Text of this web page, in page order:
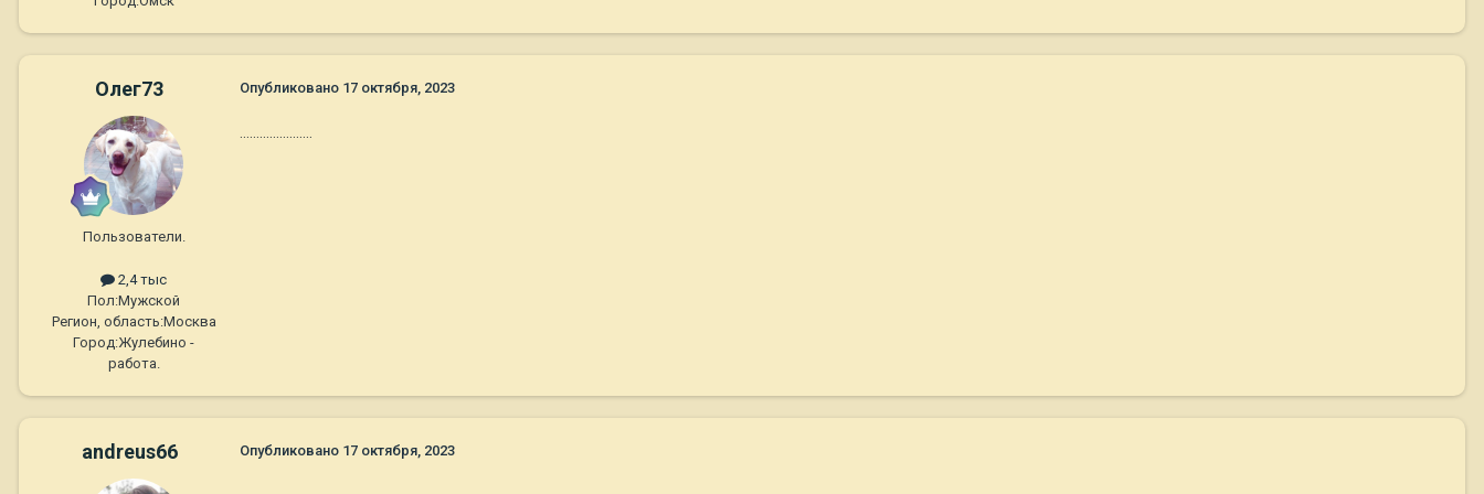
Олег73
Пользователи.
2,4 тыс
Пол:Мужской
Регион, область:Москва
Город:Жулебино -
работа.
Опубликовано 17 октября, 2023
andreus66 Опубликовано 17 октября, 2023